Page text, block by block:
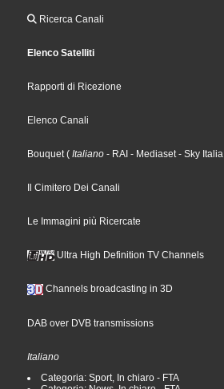
Ricerca Canali
Elenco Satelliti
Rapporti di Ricezione
Elenco Canali
Bouquet( Italiano - RAI - Mediaset- Sky Italia
Il Cimitero Dei Canali
Le Immagini più Ricercate
Ultra High Definition TV Channels
Channels broadcasting in 3D
DAB over DVB transmissions
Italiano
Categoria: Sport, In chiaro - FTA